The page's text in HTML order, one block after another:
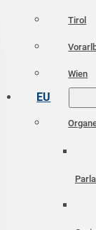
Tirol
Wien
EU